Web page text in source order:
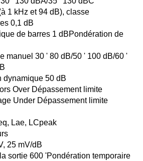
1 kHz et 94 dB), classe
0,1 dB
de barres 1 dBPondération de
manuel 30 ' 80 dB/50 ' 100 dB/60 '
dynamique 50 dB
Over Dépassement limite
Under Dépassement limite
Lae, LCpeak
25 mV/dB
sortie 600 'Pondération temporaire